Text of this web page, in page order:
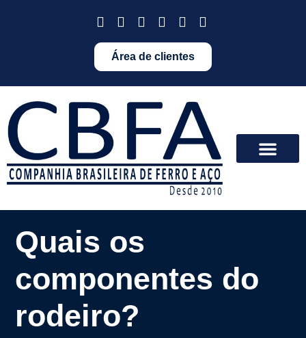
Área de clientes
Quais os
componentes do
rodeiro?